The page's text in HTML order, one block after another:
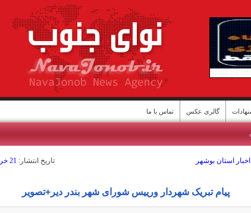
گالری عکس تماس با ما
اخبار استان بوشهر تاريخ انتشار: 21 خرداد 1404 - 09:38
پیام تبریک شهردار ورییس شورای شهر بندر دیر+تصویر